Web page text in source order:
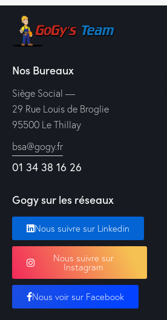
Nos Bureaux
Siège Social —
29 Rue Louis de Broglie
95500 Le Thillay
bsa@gogy.fr
01 34 38 16 26
Gogy sur les réseaux
Nous suivre sur Linkedin
Nous suivre sur
Instagram
Nous voir sur Facebook